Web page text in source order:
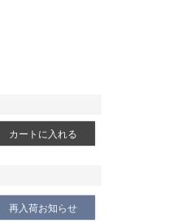
カートに入れる
再入荷お知らせ